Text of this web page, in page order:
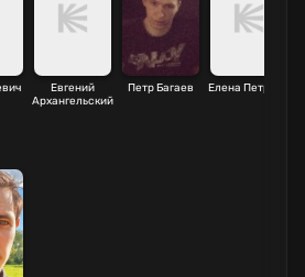
Евгений
Архангельский
Петр Багаев Елена Петрова